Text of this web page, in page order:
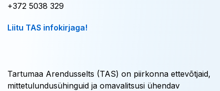
+372 5038 329
Liitu TAS infokirjaga!
Tartumaa Arendusselts (TAS) on piirkonna ettevõtjaid,
mittetulundusühinguid ja omavalitsusi ühendav